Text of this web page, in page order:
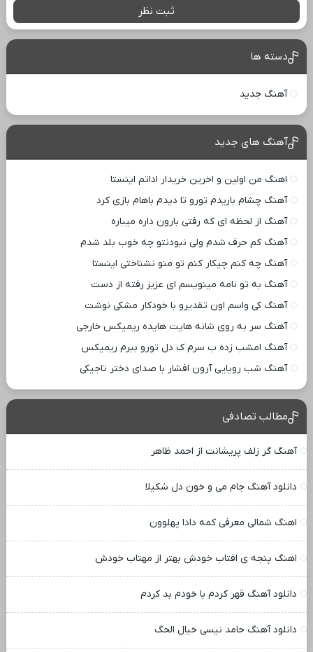
ثبت نظر
دسته ها
آهنگ جدید
آهنگ های جدید
اهنگ من اولین و اخرین خریدار اداتم اینستا
آهنگ چشام باریدم تورو تا دیدم باهام بازی کرد
آهنگ از لحظه ای که رفتی بارون داره میباره
آهنگ کم حرف شدم ولی نبودنتو چه خوب بلد شدم
آهنگ چه کنم چیکار کنم تو منو نشناختی اینستا
آهنگ به تو نامه مینویسم ای عزیز رفته از دست
آهنگ کی واسم اون تقدیرو با خودکار مشکی نوشت
آهنگ سر به روی شانه هایت هایده ریمیکس خارجی
آهنگ امشب زده ب سرم ک دل تورو ببرم ریمیکس
آهنگ شب رویایی آرون افشار با صدای دختر تاجیکی
مطالب تصادفی
آهنگ گر زلف پریشانت از احمد ظاهر
دانلود آهنگ جام می و خون دل شکیلا
اهنگ شمالی معرفی کمه دادا پهلوون
اهنگ پنجه ی افتاب خودش بهتر از مهتاب خودش
دانلود آهنگ قهر کردم با خودم بد کردم
دانلود آهنگ حامد نیسی خیال الحگ